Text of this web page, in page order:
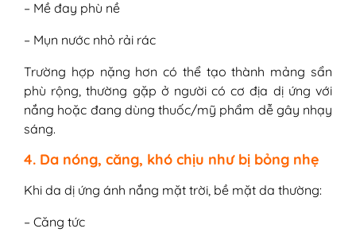
– Mề đay phù nề
– Mụn nước nhỏ rải rác
Trường hợp nặng hơn có thể tạo thành mảng sẩn
phù rộng, thường gặp ở người có cơ địa dị ứng với
nắng hoặc đang dùng thuốc/mỹ phẩm dễ gây nhạy
sáng.
4. Da nóng, căng, khó chịu như bị bỏng nhẹ
Khi da dị ứng ánh nắng mặt trời, bề mặt da thường:
– Căng tức